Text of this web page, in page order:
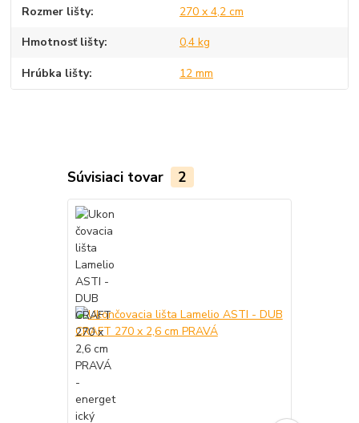
Rozmer lišty 270 x 4,2 cm
Hmotnosť lišty 0,4 kg
Hrúbka lišty 12 mm
Súvisiaci tovar 2